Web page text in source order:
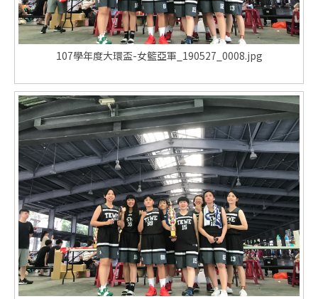
107學年度大環盃-女籃亞軍_190527_0008.jpg